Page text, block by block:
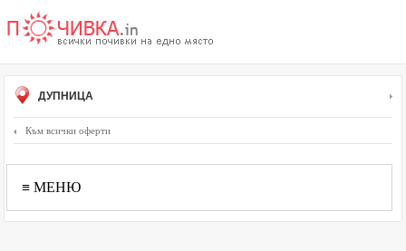
ДУПНИЦА
Към всички оферти
≡ МЕНЮ